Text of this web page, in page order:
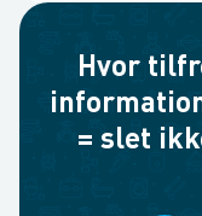
Hvor
= slet